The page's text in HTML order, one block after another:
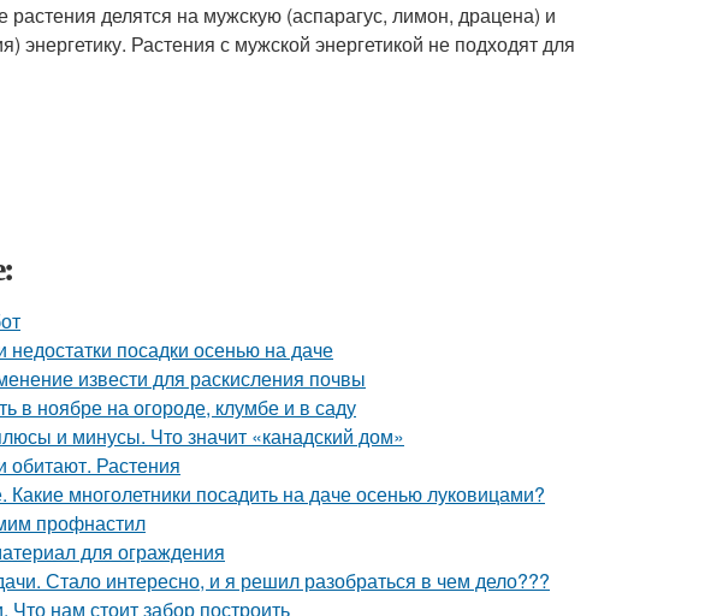
растения делятся на мужскую (аспарагус, лимон, драцена) и
энергетику. Растения с мужской энергетикой не подходят для
посадки осенью на даче
извести для раскисления почвы
в ноябре на огороде, клумбе и в саду
и минусы. Что значит «канадский дом»
Растения
многолетники посадить на даче осенью луковицами?
профнастил
для ограждения
Стало интересно, и я решил разобраться в чем дело???
Что нам стоит забор построить